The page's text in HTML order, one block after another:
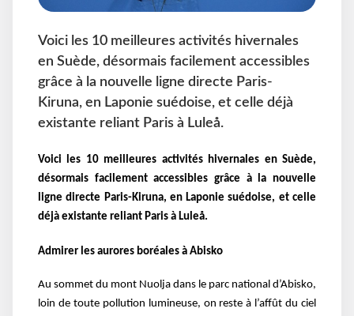
Voici les 10 meilleures activités hivernales
en Suède, désormais facilement accessibles
grâce à la nouvelle ligne directe Paris-
Kiruna, en Laponie suédoise, et celle déjà
existante reliant Paris à Luleå.
Voici les 10 meilleures activités hivernales en Suède,
désormais facilement accessibles grâce à la nouvelle
ligne directe Paris-Kiruna, en Laponie suédoise, et celle
déjà existante reliant Paris à Luleå.
Admirer les aurores boréales à Abisko
Au sommet du mont Nuolja dans le parc national d’Abisko,
loin de toute pollution lumineuse, on reste à l’affût du ciel